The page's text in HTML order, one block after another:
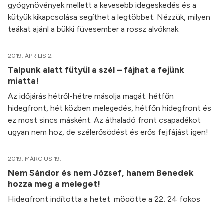
gyógynövények mellett a kevesebb idegeskedés és a
kütyük kikapcsolása segíthet a legtöbbet. Nézzük, milyen
teákat ajánl a bükki füvesember a rossz alvóknak.
2019. ÁPRILIS 2.
Talpunk alatt fütyül a szél – fájhat a fejünk
miatta!
Az időjárás hétről-hétre másolja magát: hétfőn
hidegfront, hét közben melegedés, hétfőn hidegfront és
ez most sincs másként. Az áthaladó front csapadékot
ugyan nem hoz, de szélerősödést és erős fejfájást igen!
2019. MÁRCIUS 19.
Nem Sándor és nem József, hanem Benedek
hozza meg a meleget!
Hidegfront indította a hetet, mögötte a 22, 24 fokos